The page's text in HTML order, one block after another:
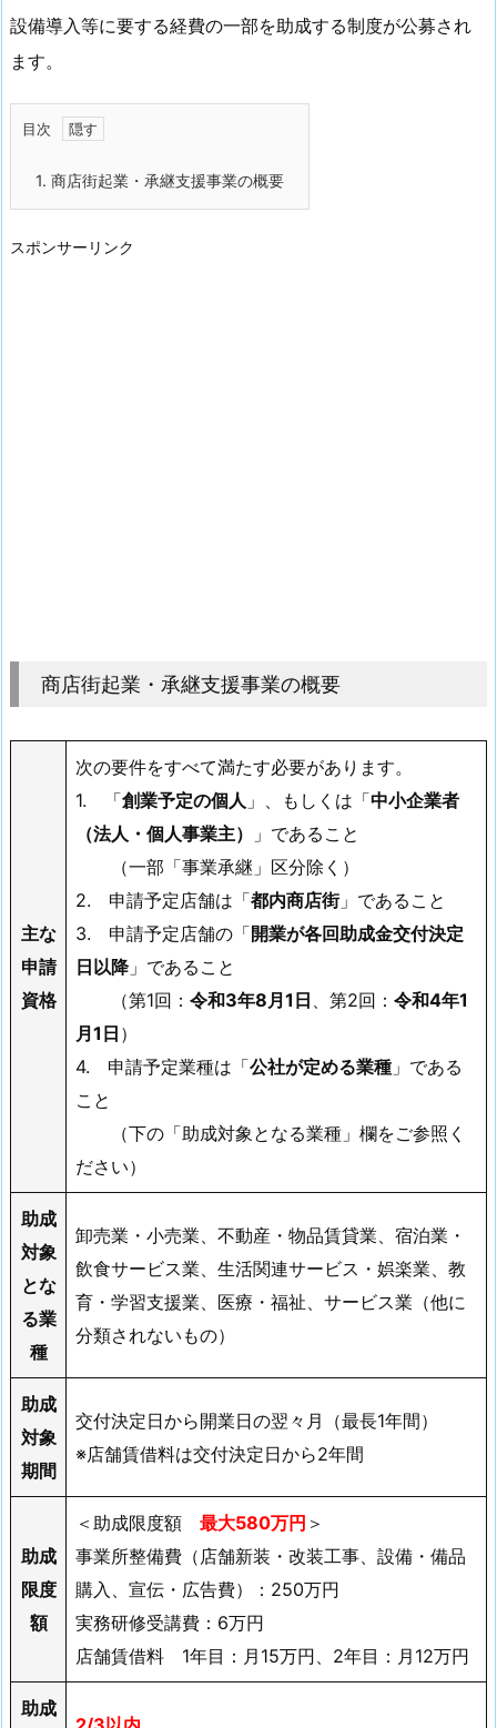
設備導入等に要する経費の一部を助成する制度が公募され
ます。
目次
1. 商店街起業・承継支援事業の概要
スポンサーリンク
商店街起業・承継支援事業の概要
主な
申請
資格
次の要件をすべて満たす必要があります。
1. 「創業予定の個人 」、もしくは「中小企業者
（法人・個人事業主）
」であること
（一部「事業承継」区分除く）
2. 申請予定店舗は「都内商店街」であること
3. 申請予定店舗の「開業が各回助成金交付決定
日以降 」であること
（第1回：令和3年8月1日 、第2回：令和4年1
月1日 ）
4. 申請予定業種は「公社が定める業種 」である
こと
（下の「助成対象となる業種」欄をご参照く
ださい）
助成
対象
とな
る業
種
卸売業・小売業、不動産・物品賃貸業、宿泊業・
飲食サービス業、生活関連サービス・娯楽業、教
育・学習支援業、医療・福祉、サービス業（他に
分類されないもの）
助成
対象
期間
交付決定日から開業日の翌々月（最長1年間）
※店舗賃借料は交付決定日から2年間
助成
限度
額
＜助成限度額最大580万円 ＞
事業所整備費（店舗新装・改装工事、設備・備品
購入、宣伝・広告費）：250万円
実務研修受講費：6万円
店舗賃借料 1年目：月15万円、2年目：月12万円
助成